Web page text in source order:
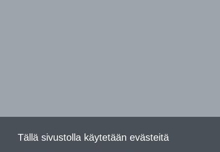
Tällä sivustolla käytetään evästeitä